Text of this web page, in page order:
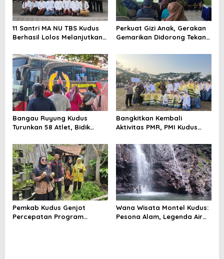
11 Santri MA NU TBS Kudus
Berhasil Lolos Melanjutkan
Perkuat Gizi Anak, Gerakan
Gemarikan Didorong Tekan
Bangau Ruyung Kudus
Turunkan 58 Atlet, Bidik
Nasional Purbalingga
Bangkitkan Kembali
Aktivitas PMR, PMI Kudus
Pandemi
Pemkab Kudus Genjot
Percepatan Program
Wana Wisata Montel Kudus:
Pesona Alam, Legenda Air